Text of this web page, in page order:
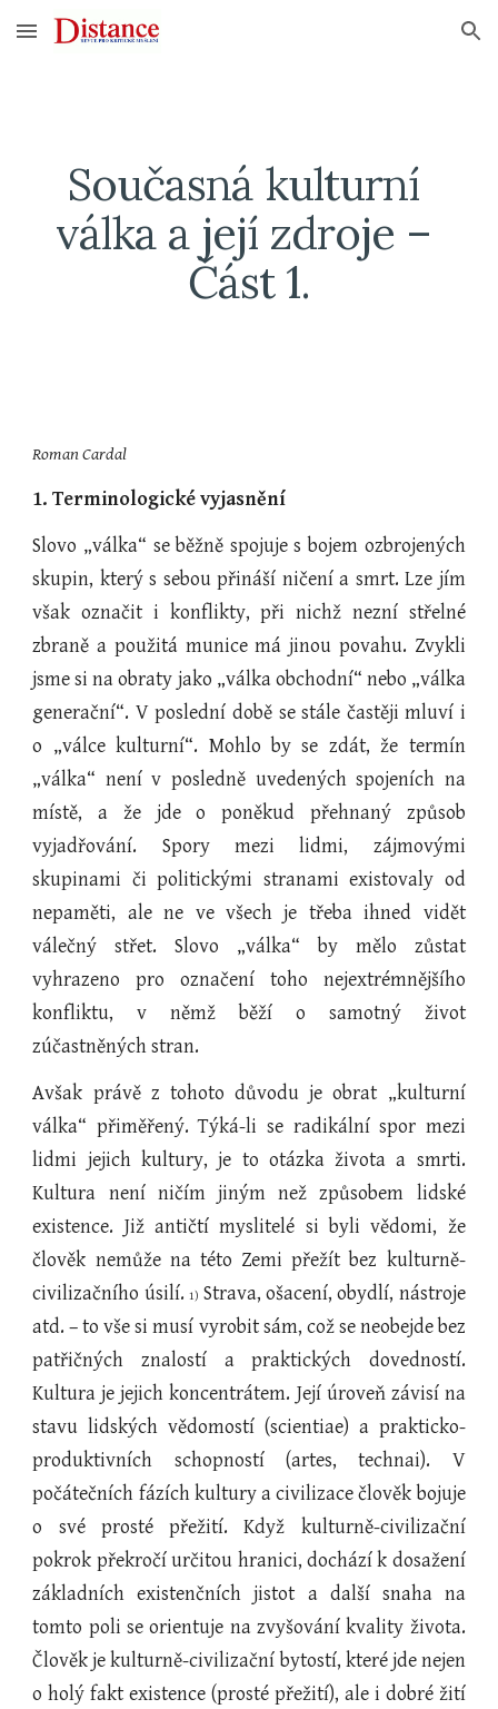
Skip to main content Skip to navigation
Současná kulturní
válka a její zdroje –
Část 1.
Roman Cardal
1. Terminologické vyjasnění
Slovo „válka“ se běžně spojuje s bojem ozbrojených
skupin, který s sebou přináší ničení a smrt. Lze jím
však označit i konflikty, při nichž nezní střelné
zbraně a použitá munice má jinou povahu. Zvykli
jsme si na obraty jako „válka obchodní“ nebo „válka
generační“. V poslední době se stále častěji mluví i
o „válce kulturní“. Mohlo by se zdát, že termín
„válka“ není v posledně uvedených spojeních na
místě, a že jde o poněkud přehnaný způsob
vyjadřování. Spory mezi lidmi, zájmovými
skupinami či politickými stranami existovaly od
nepaměti, ale ne ve všech je třeba ihned vidět
válečný střet. Slovo „válka“ by mělo zůstat
vyhrazeno pro označení toho nejextrémnějšího
konfliktu, v němž běží o samotný život
zúčastněných stran.
Avšak právě z tohoto důvodu je obrat „kulturní
válka“ přiměřený. Týká-li se radikální spor mezi
lidmi jejich kultury, je to otázka života a smrti.
Kultura není ničím jiným než způsobem lidské
existence. Již antičtí myslitelé si byli vědomi, že
člověk nemůže na této Zemi přežít bez kulturně-
civilizačního úsilí. 1) Strava, ošacení, obydlí, nástroje
atd. – to vše si musí vyrobit sám, což se neobejde bez
patřičných znalostí a praktických dovedností.
Kultura je jejich koncentrátem. Její úroveň závisí na
stavu lidských vědomostí (scientiae) a prakticko-
produktivních schopností (artes, technai). V
počátečních fázích kultury a civilizace člověk bojuje
o své prosté přežití. Když kulturně-civilizační
pokrok překročí určitou hranici, dochází k dosažení
základních existenčních jistot a další snaha na
tomto poli se orientuje na zvyšování kvality života.
Člověk je kulturně-civilizační bytostí, které jde nejen
o holý fakt existence (prosté přežití), ale i dobré žití